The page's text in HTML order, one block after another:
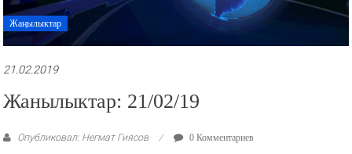
Жаңылыктар
21.02.2019
Жанылыктар: 21/02/19
Опубликовал: Негмат Гиясов 0 Комментариев